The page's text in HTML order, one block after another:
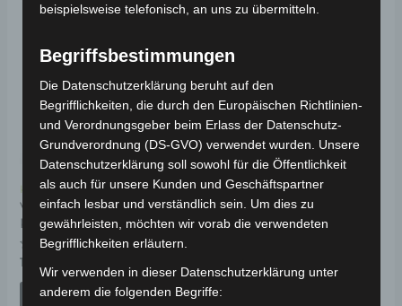
Kostenloser Versand
VS1
KENNZEICHENHALTERUNG
Bewertet
mit
0
19,00
IN DEN WARENKORB
Kostenloser Versand
VS1 HINTERES
FEDERUNGSSATZ
mit
vonIN DEN WARENKORB
beispielsweise telefonisch, an uns zu übermitteln.
Begriffsbestimmungen
Die Datenschutzerklärung beruht auf den
Begrifflichkeiten, die durch den Europäischen Richtlinien-
und Verordnungsgeber beim Erlass der Datenschutz-
Grundverordnung (DS-GVO) verwendet wurden. Unsere
Datenschutzerklärung soll sowohl für die Öffentlichkeit
als auch für unsere Kunden und Geschäftspartner
einfach lesbar und verständlich sein. Um dies zu
gewährleisten, möchten wir vorab die verwendeten
Begrifflichkeiten erläutern.
Wir verwenden in dieser Datenschutzerklärung unter
anderem die folgenden Begriffe: